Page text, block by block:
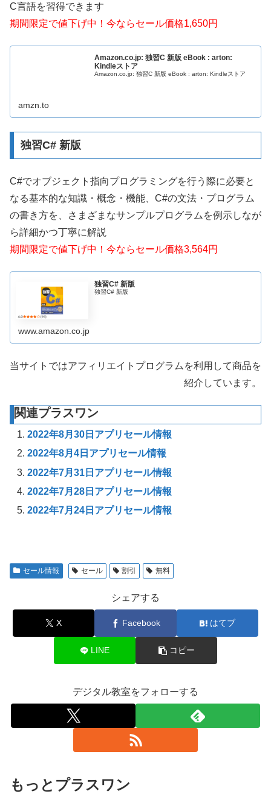
C言語を習得できます
期間限定で値下げ中！今ならセール価格1,650円
Amazon.co.jp: 独習C 新版 eBook : arton:
Kindleストア
Amazon.co.jp: 独習C 新版 eBook : arton: Kindleストア
amzn.to
独習C# 新版
C#でオブジェクト指向プログラミングを行う際に必要と
なる基本的な知識・概念・機能、C#の文法・プログラム
の書き方を、さまざまなサンプルプログラムを例示しなが
ら詳細かつ丁寧に解説
期間限定で値下げ中！今ならセール価格3,564円
独習C# 新版
独習C# 新版
www.amazon.co.jp
当サイトではアフィリエイトプログラムを利用して商品を
紹介しています。
関連プラスワン
2022年8月30日アプリセール情報
2022年8月4日アプリセール情報
2022年7月31日アプリセール情報
2022年7月28日アプリセール情報
2022年7月24日アプリセール情報
セール情報 セール 割引 無料
シェアする
X Facebook はてブ
LINE コピー
デジタル教室をフォローする
もっとプラスワン